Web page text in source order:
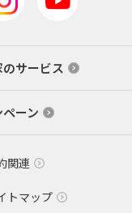
サービス
ーン
関連
トマップ